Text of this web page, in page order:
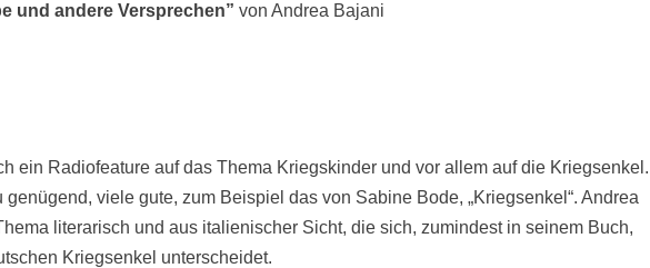
und andere Versprechen” von Andrea Bajani
ein Radiofeature auf das Thema Kriegskinder und vor allem auf die Kriegsenkel.
viele gute, zum Beispiel das von Sabine Bode, „Kriegsenkel“. Andrea
literarisch und aus italienischer Sicht, die sich, zumindest in seinem Buch,
Kriegsenkel unterscheidet.